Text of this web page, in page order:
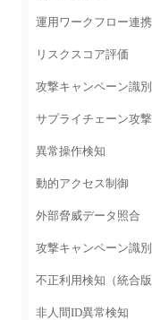
運用ワークフロー連携
リスクスコア評価
攻撃キャンペーン識別
サプライチェーン攻
異常操作検知
動的アクセス制御
外部脅威データ照合
攻撃キャンペーン識別
不正利用検知（統合版
非人間ID異常検知